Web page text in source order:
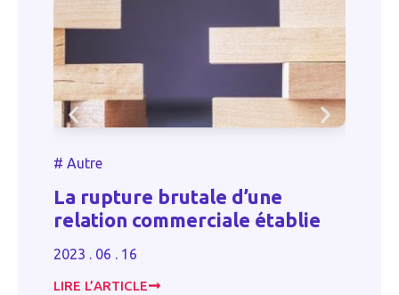
Autre
La rupture brutale d’une
relation commerciale établie
2023 . 06 . 16
LIRE L’ARTICLE